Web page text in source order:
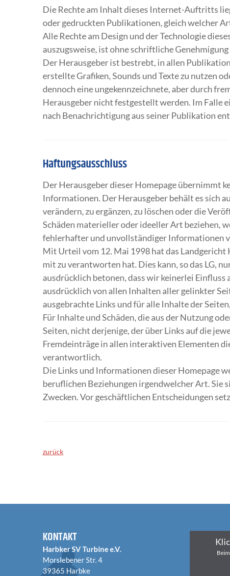
Die Rechte am Inhalt dieses Internet-Auftritts
oder gedruckten Publikationen, gleich welcher
Alle Rechte am Design und der Technologie
auszugsweise, ist ohne schriftliche
Der Herausgeber ist bestrebt, in allen
erstellte Grafiken, Sounds und Texte zu nutzen
dennoch eine ungekennzeichnete, aber durch
Herausgeber nicht festgestellt werden. Im Falle
nach Benachrichtigung aus seiner Publikation
Haftungsausschluss
Der Herausgeber dieser Homepage
Informationen. Der Herausgeber behält es sich
verändern, zu ergänzen, zu löschen oder die
Schäden materieller oder ideeller Art beziehen,
fehlerhafter und unvollständiger Informationen
Mit Urteil vom 12. Mai 1998 hat das Landgericht
mit zu verantworten hat. Dies kann, so das LG,
ausdrücklich betonen, dass wir keinerlei
ausdrücklich von allen Inhalten aller gelinkter
ausgebrachte Links und für alle Inhalte der
Für Inhalte und Schäden, die aus der Nutzung
Seiten, nicht derjenige, der über Links auf die
Fremdeinträge in allen interaktiven Elementen
verantwortlich.
Die Links und Informationen dieser Homepage
beruflichen Beziehungen irgendwelcher Art. Sie
Zwecken. Vor geschäftlichen Entscheidungen
zurück
KONTAKT
Harbker SV Turbine e.V.
Morslebener Str. 4
39365 Harbke